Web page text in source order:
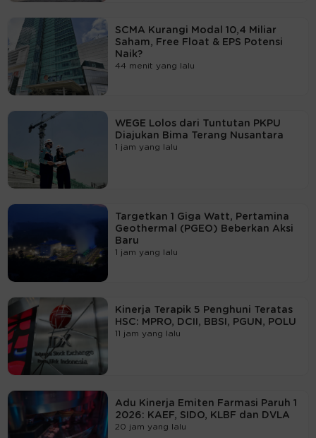
SCMA Kurangi Modal 10,4 Miliar
Saham, Free Float & EPS Potensi
Naik?
44 menit yang lalu
WEGE Lolos dari Tuntutan PKPU
Diajukan Bima Terang Nusantara
1 jam yang lalu
Targetkan 1 Giga Watt, Pertamina
Geothermal (PGEO) Beberkan Aksi
Baru
1 jam yang lalu
Kinerja Terapik 5 Penghuni Teratas
HSC: MPRO, DCII, BBSI, PGUN, POLU
11 jam yang lalu
Adu Kinerja Emiten Farmasi Paruh 1
2026: KAEF, SIDO, KLBF dan DVLA
20 jam yang lalu